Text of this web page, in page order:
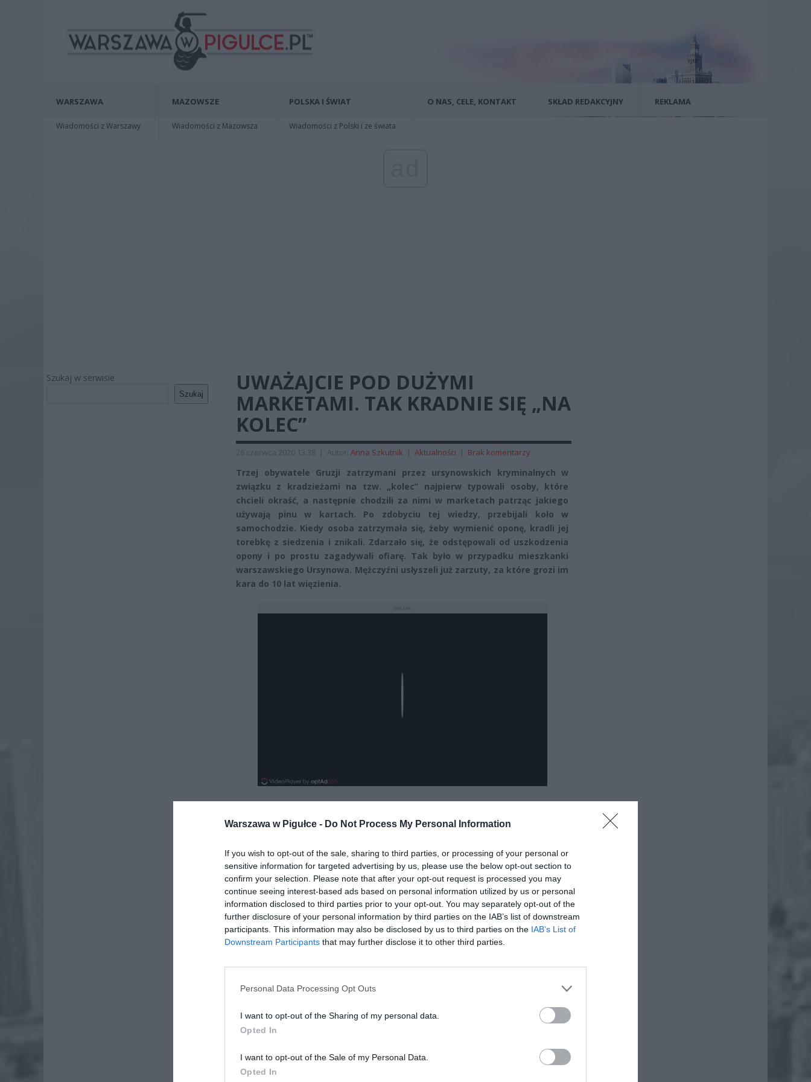
Warszawa w Pigułce - Do Not Process My Personal Information
If you wish to opt-out of the sale, sharing to third parties, or processing of your personal or
sensitive information for targeted advertising by us, please use the below opt-out section to
confirm your selection. Please note that after your opt-out request is processed you may
continue seeing interest-based ads based on personal information utilized by us or personal
information disclosed to third parties prior to your opt-out. You may separately opt-out of the
further disclosure of your personal information by third parties on the IAB’s list of downstream
participants. This information may also be disclosed by us to third parties on the IAB’s List of
Downstream Participants that may further disclose it to other third parties.
Personal Data Processing Opt Outs
I want to opt-out of the Sharing of my personal data.
Opted In
I want to opt-out of the Sale of my Personal Data.
Opted In
WARSZAWA
Wiadomości z Warszawy
MAZOWSZE
Wiadomości z Mazowsza
POLSKA I ŚWIAT
Wiadomości z Polski i ze świata
O NAS, CELE, KONTAKT SKŁAD REDAKCYJNY REKLAMA
Szukaj w serwisie
Szukaj
UWAŻAJCIE POD DUŻYMI
MARKETAMI. TAK KRADNIE SIĘ „NA
KOLEC”
26 czerwca 2020 13:38 | Autor: Anna Szkutnik | Aktualności | Brak komentarzy
Trzej obywatele Gruzji zatrzymani przez ursynowskich kryminalnych w
związku z kradzieżami na tzw. „kolec” najpierw typowali osoby, które
chcieli okraść, a następnie chodzili za nimi w marketach patrząc jakiego
używają pinu w kartach. Po zdobyciu tej wiedzy, przebijali koło w
samochodzie. Kiedy osoba zatrzymała się, żeby wymienić oponę, kradli jej
torebkę z siedzenia i znikali. Zdarzało się, że odstępowali od uszkodzenia
opony i po prostu zagadywali ofiarę. Tak było w przypadku mieszkanki
warszawskiego Ursynowa. Mężczyźni usłyszeli już zarzuty, za które grozi im
kara do 10 lat więzienia.